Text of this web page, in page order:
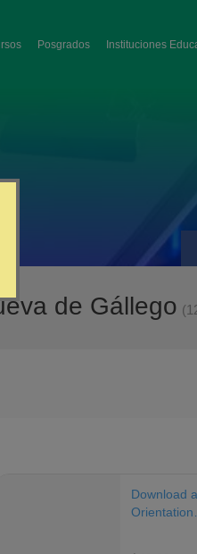
Posgrados Instituciones
de Gállego